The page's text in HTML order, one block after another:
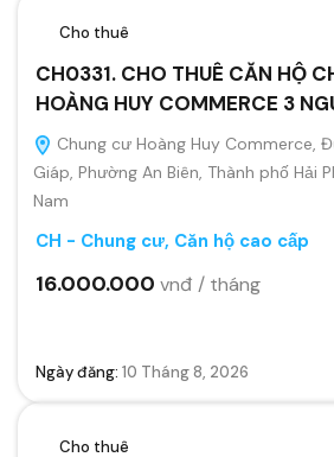
Cho thuê
CH0331. CHO THUÊ CĂN HỘ
HOÀNG HUY COMMERCE 3
Chung cư Hoàng Huy Commerce,
Giáp, Phường An Biên, Thành phố Hải
Nam
CH - Chung cư, Căn hộ cao cấp
16.000.000 vnđ / tháng
Ngày đăng: 10 Tháng 8, 2026
Cho thuê